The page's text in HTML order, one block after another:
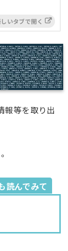
報等を取り出
読んでみて